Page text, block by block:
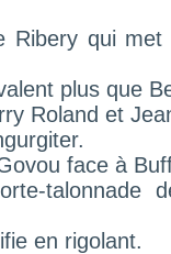
Ribery qui
plus que
Roland et
face à
talonnade
en rigolant.